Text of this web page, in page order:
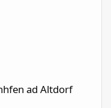
ad Altdorf